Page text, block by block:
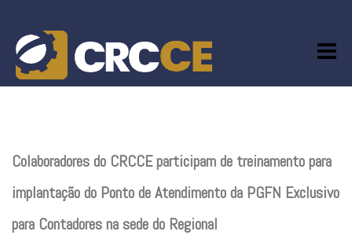
content
Colaboradores do CRCCE participam de treinamento para
implantação do Ponto de Atendimento da PGFN Exclusivo
para Contadores na sede do Regional